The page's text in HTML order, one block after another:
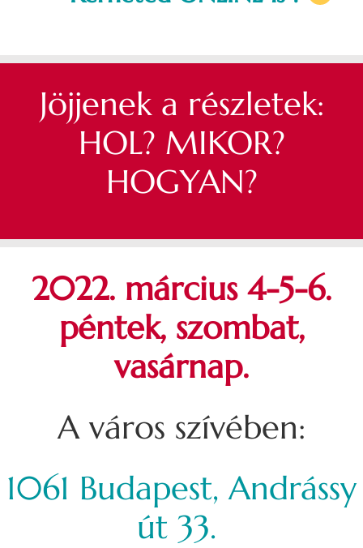
Jöjjenek a részletek:
HOL? MIKOR?
HOGYAN?
2022. március 4-5-6.
péntek, szombat,
vasárnap.
A város szívében:
1061 Budapest, Andrássy
út 33.